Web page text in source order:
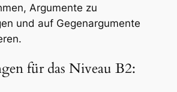
Argumente zu
und auf Gegenargumente
für das Niveau B2: